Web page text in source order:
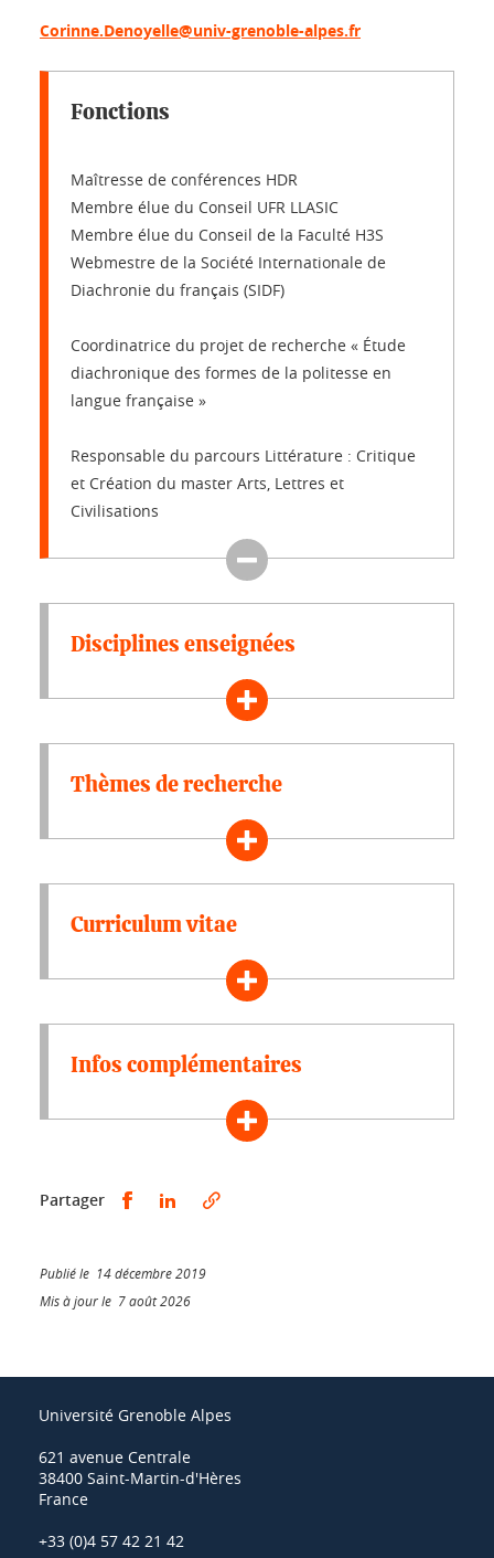
Corinne.Denoyelle@univ-grenoble-alpes.fr
Fonctions
Maîtresse de conférences HDR
Membre élue du Conseil UFR LLASIC
Membre élue du Conseil de la Faculté H3S
Webmestre de la Société Internationale de
Diachronie du français (SIDF)
Coordinatrice du projet de recherche « Étude
diachronique des formes de la politesse en
langue française »
Responsable du parcours Littérature : Critique
et Création du master Arts, Lettres et
Civilisations
Disciplines enseignées
Thèmes de recherche
Curriculum vitae
Infos complémentaires
Partager Partager sur Facebook
Partager sur LinkedIn
Publié le 14 décembre 2019
Mis à jour le 7 août 2026
Université Grenoble Alpes
621 avenue Centrale
38400 Saint-Martin-d'Hères
France
+33 (0)4 57 42 21 42